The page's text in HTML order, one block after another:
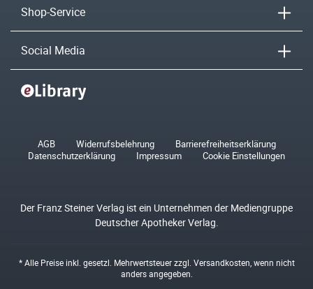
Shop-Service
Social Media
AGB Widerrufsbelehrung
Barrierefreiheitserklärung
Datenschutzerklärung
Impressum Cookie Einstellungen
Der Franz Steiner Verlag ist ein Unternehmen der Mediengruppe
Deutscher Apotheker Verlag.
* Alle Preise inkl. gesetzl. Mehrwertsteuer zzgl. Versandkosten , wenn nicht
anders angegeben.